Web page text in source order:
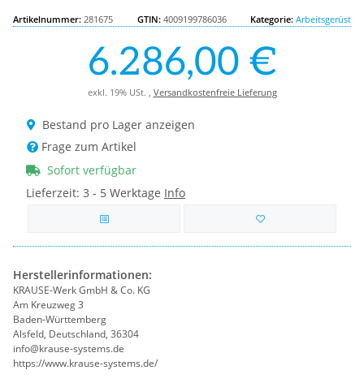
Artikelnummer: 281675 GTIN: 4009199786036 Kategorie: Arbeitsgerüst
6.286,00 €
exkl. 19% USt. , Versandkostenfreie Lieferung
Bestand pro Lager anzeigen
Frage zum Artikel
Sofort verfügbar
Lieferzeit: 3 - 5 Werktage Info
Herstellerinformationen:
KRAUSE-Werk GmbH & Co. KG
Am Kreuzweg 3
Baden-Württemberg
Alsfeld, Deutschland, 36304
info@krause-systems.de
https://www.krause-systems.de/